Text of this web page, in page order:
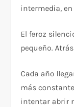
intermedia,
El feroz
pequeño.
Cada año
más
intentar abrir